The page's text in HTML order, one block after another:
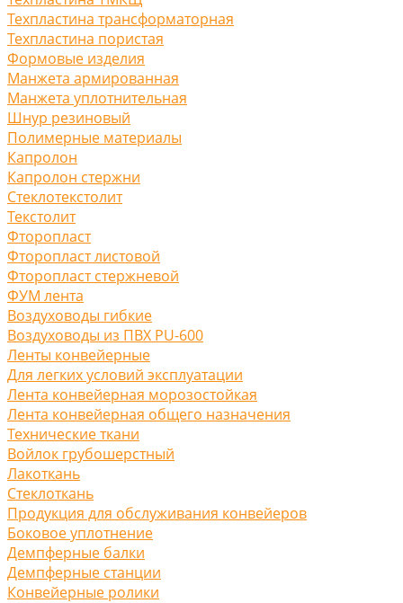
Техпластина трансформаторная
Техпластина пористая
Формовые изделия
Манжета армированная
Манжета уплотнительная
Шнур резиновый
Полимерные материалы
Капролон
Капролон стержни
Стеклотекстолит
Текстолит
Фторопласт
Фторопласт листовой
Фторопласт стержневой
ФУМ лента
Воздуховоды гибкие
Воздуховоды из ПВХ PU-600
Ленты конвейерные
Для легких условий эксплуатации
Лента конвейерная морозостойкая
Лента конвейерная общего назначения
Технические ткани
Войлок грубошерстный
Лакоткань
Стеклоткань
Продукция для обслуживания конвейеров
Боковое уплотнение
Демпферные балки
Демпферные станции
Конвейерные ролики